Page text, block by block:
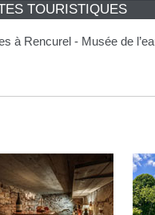
TOURISTIQUES
à Rencurel - Musée de